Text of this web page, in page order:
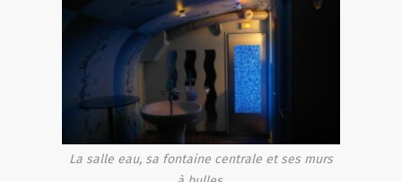
La salle eau, sa fontaine centrale et ses murs